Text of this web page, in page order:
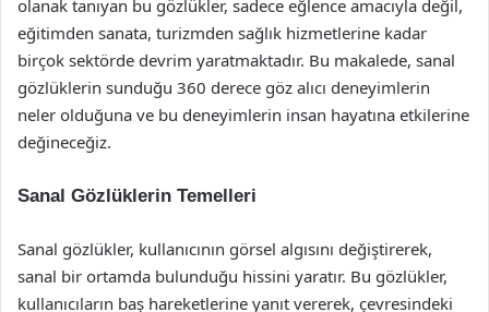
olanak tanıyan bu gözlükler, sadece eğlence amacıyla değil,
eğitimden sanata, turizmden sağlık hizmetlerine kadar
birçok sektörde devrim yaratmaktadır. Bu makalede, sanal
gözlüklerin sunduğu 360 derece göz alıcı deneyimlerin
neler olduğuna ve bu deneyimlerin insan hayatına etkilerine
değineceğiz.
Sanal Gözlüklerin Temelleri
Sanal gözlükler, kullanıcının görsel algısını değiştirerek,
sanal bir ortamda bulunduğu hissini yaratır. Bu gözlükler,
kullanıcıların baş hareketlerine yanıt vererek, çevresindeki